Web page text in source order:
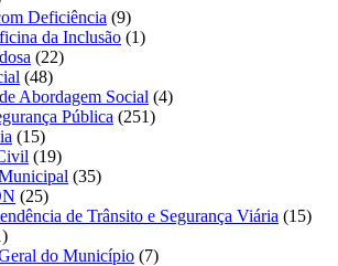
Deficiência (9)
da Inclusão (1)
(22)
(48)
Abordagem Social (4)
Pública (251)
(15)
(19)
(35)
(25)
de Trânsito e Segurança Viária (15)
do Município (7)